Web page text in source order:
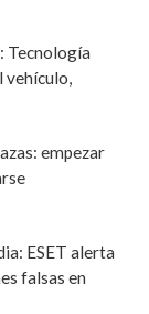
Tecnología
vehículo,
empezar
ESET alerta
falsas en